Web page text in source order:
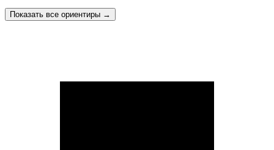
Показать все ориентиры →